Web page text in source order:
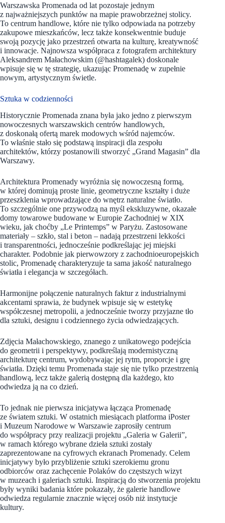
Warszawska Promenada od lat pozostaje jednym
z najważniejszych punktów na mapie prawobrzeżnej stolicy.
To centrum handlowe, które nie tylko odpowiada na potrzeby
zakupowe mieszkańców, lecz także konsekwentnie buduje
swoją pozycję jako przestrzeń otwarta na kulturę, kreatywność
i innowacje. Najnowsza współpraca z fotografem architektury
Aleksandrem Małachowskim (@hashtagalek) doskonale
wpisuje się w tę strategię, ukazując Promenadę w zupełnie
nowym, artystycznym świetle.
Sztuka w codzienności
Historycznie Promenada znana była jako jedno z pierwszym
nowoczesnych warszawskich centrów handlowych,
z doskonałą ofertą marek modowych wśród najemców.
To właśnie stało się podstawą inspiracji dla zespołu
architektów, którzy postanowili stworzyć „Grand Magasin” dla
Warszawy.
Architektura Promenady wyróżnia się nowoczesną formą,
w której dominują proste linie, geometryczne kształty i duże
przeszklenia wprowadzające do wnętrz naturalne światło.
To szczególnie one przywodzą na myśl ekskluzywne, okazałe
domy towarowe budowane w Europie Zachodniej w XIX
wieku, jak choćby „Le Printemps” w Paryżu. Zastosowane
materiały – szkło, stal i beton – nadają przestrzeni lekkości
i transparentności, jednocześnie podkreślając jej miejski
charakter. Podobnie jak pierwowzory z zachodnioeuropejskich
stolic, Promenadę charakteryzuje ta sama jakość naturalnego
światła i elegancja w szczegółach.
Harmonijne połączenie naturalnych faktur z industrialnymi
akcentami sprawia, że budynek wpisuje się w estetykę
współczesnej metropolii, a jednocześnie tworzy przyjazne tło
dla sztuki, designu i codziennego życia odwiedzających.
Zdjęcia Małachowskiego, znanego z unikatowego podejścia
do geometrii i perspektywy, podkreślają modernistyczną
architekturę centrum, wydobywając jej rytm, proporcje i grę
światła. Dzięki temu Promenada staje się nie tylko przestrzenią
handlową, lecz także galerią dostępną dla każdego, kto
odwiedza ją na co dzień.
To jednak nie pierwsza inicjatywa łącząca Promenadę
ze światem sztuki. W ostatnich miesiącach platforma iPoster
i Muzeum Narodowe w Warszawie zaprosiły centrum
do współpracy przy realizacji projektu „Galeria w Galerii”,
w ramach którego wybrane dzieła sztuki zostały
zaprezentowane na cyfrowych ekranach Promenady. Celem
inicjatywy było przybliżenie sztuki szerokiemu gronu
odbiorców oraz zachęcenie Polaków do częstszych wizyt
w muzeach i galeriach sztuki. Inspiracją do stworzenia projektu
były wyniki badania które pokazały, że galerie handlowe
odwiedza regularnie znacznie więcej osób niż instytucje
kultury.